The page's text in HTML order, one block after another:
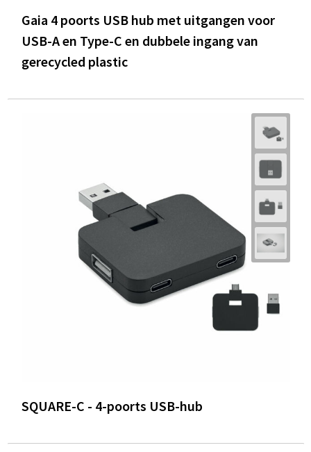
Gaia 4 poorts USB hub met uitgangen voor
USB-A en Type-C en dubbele ingang van
gerecycled plastic
SQUARE-C - 4-poorts USB-hub